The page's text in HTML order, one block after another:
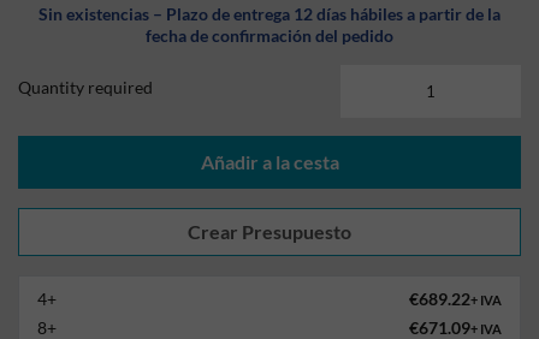
Sin existencias – Plazo de entrega 12 días hábiles a partir de la
fecha de confirmación del pedido
Quantity required
Añadir a la cesta
4+ €689.22+ IVA
8+ €671.09+ IVA